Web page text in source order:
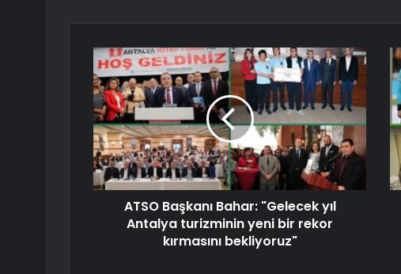
ATSO Başkanı Bahar: "Gelecek yıl
Antalya turizminin yeni bir rekor
kırmasını bekliyoruz"